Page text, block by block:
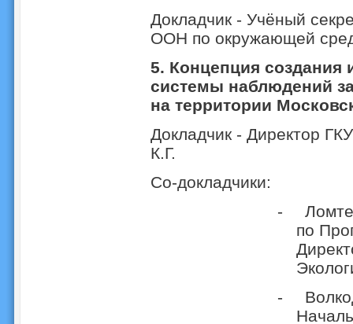
Докладчик - Учёный
ООН по окружающей
5. Концепция создания
системы наблюдений
на территории
Докладчик - Директор
К.Г.
Со-докладчики:
-
по
-